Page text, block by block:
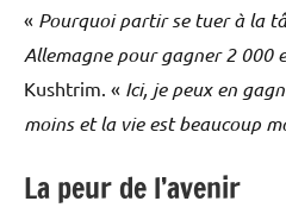
« Pourquoi partir se tuer à la
Allemagne pour gagner 2 000
Kushtrim. « Ici, je peux en
moins et la vie est beaucoup
La peur de l’avenir